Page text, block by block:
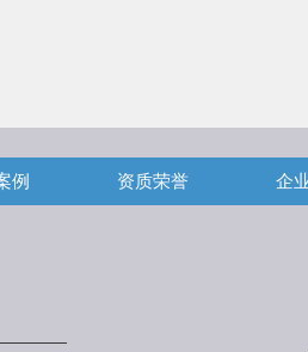
例 资质荣誉 企